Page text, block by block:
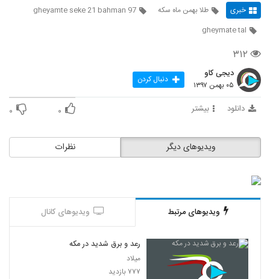
خبری طلا بهمن ماه سکه
gheyamte seke 21 bahman 97
gheymate tal
۳۱۲
دیجی کاو
۰۵ بهمن ۱۳۹۷ دنبال کردن
دانلود بیشتر ۰ ۰
نظرات ویدیوهای دیگر
ویدیوهای مرتبط ویدیوهای کانال
رعد و برق شدید در مکه
میلاد
۷۷۷ بازدید